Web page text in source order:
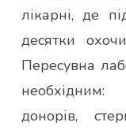
лікарні, де
десятки
Пересувна
донорів,